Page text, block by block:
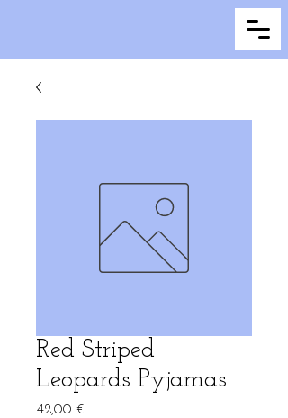
Red Striped
Leopards Pyjamas
42,00 €